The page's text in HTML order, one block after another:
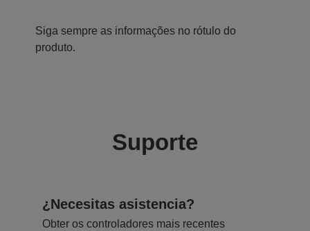
Siga sempre as informações no rótulo do
produto.
Suporte
¿Necesitas asistencia?
Obter os controladores mais recentes